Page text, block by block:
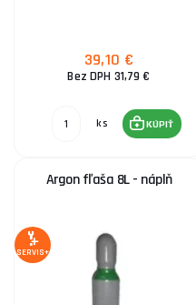
39,10 €
Bez DPH 31,79 €
ks KÚPIŤ
Argon fľaša 8L - náplň
SERVIS+